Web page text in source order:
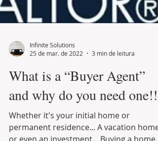
25 de mar. de 2022
3 min de leitura
What is a “Buyer Agent”
and why do you need one!!!
Whether it's your initial home or